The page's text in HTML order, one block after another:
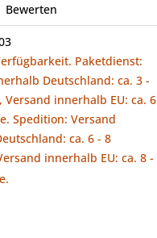
Bewerten
Paketdienst:
Deutschland: ca. 3 -
Versand innerhalb EU: ca. 6
Spedition: Versand
ca. 6 - 8
innerhalb EU: ca. 8 -